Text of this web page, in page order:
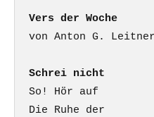
Vers der Woche
Schrei nicht
So! Hör auf
Die Ruhe der